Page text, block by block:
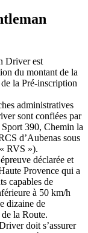
Driver est
du montant de la
la Pré-inscription
administratives
sont confiées par
390, Chemin la
d’Aubenas sous
RVS »).
déclarée et
Provence qui a
capables de
à 50 km/h
dizaine de
la Route.
doit s’assurer